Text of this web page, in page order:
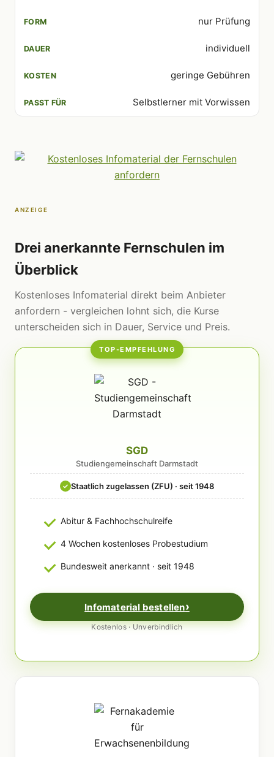
nur Prüfung
individuell
geringe Gebühren
Selbstlerner mit Vorwissen
ANZEIGE
Drei anerkannte Fernschulen im
Überblick
Kostenloses Infomaterial direkt beim Anbieter
anfordern - vergleichen lohnt sich, die Kurse
unterscheiden sich in Dauer, Service und Preis.
TOP-EMPFEHLUNG
SGD
Studiengemeinschaft Darmstadt
✓ Staatlich zugelassen (ZFU) · seit 1948
Abitur & Fachhochschulreife
4 Wochen kostenloses Probestudium
Bundesweit anerkannt · seit 1948
Infomaterial bestellen
Kostenlos · Unverbindlich